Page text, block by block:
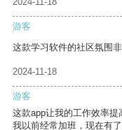
游客
这款学习软件的社区氛围
2024-11-18
游客
这款app让我的工作效率提
我以前经常加班，现在有